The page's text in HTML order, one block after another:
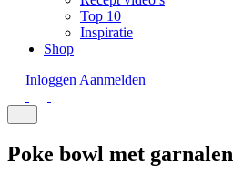
Top 10
Inspiratie
Shop
Inloggen Aanmelden
Poke bowl met garnalen